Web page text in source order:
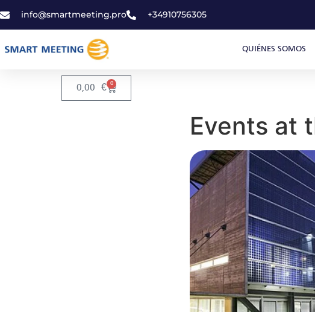
info@smartmeeting.pro +34910756305
QUIÉNES SOMOS
0,00 € 0
Events at